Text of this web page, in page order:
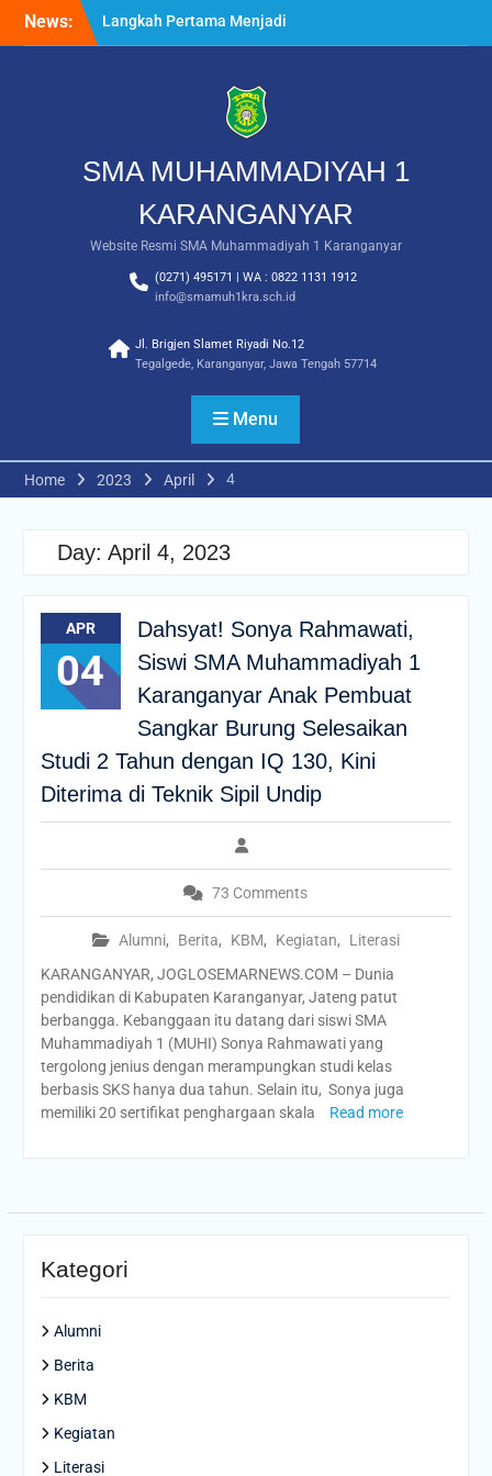
News:
Langkah Pertama Menjadi
Generasi Berkarakter,
Muhammadiyah 1
Karanganyar Dimulai
Kebangsaan
Saat Fajar Menyapa
Angkatan Baru, SMA
Muhammadiyah 1
Karanganyar Gelar
Awalussanah Penuh Makna
Rekapitulasi Realisasi
2026
SMA MUHAMMADIYAH 1
KARANGANYAR
Website Resmi SMA Muhammadiyah 1 Karanganyar
(0271) 495171 | WA : 0822 1131 1912
info@smamuh1kra.sch.id
Jl. Brigjen Slamet Riyadi No.12
Tegalgede, Karanganyar, Jawa Tengah 57714
Menu
Home 2023 April 4
Day: April 4, 2023
APR
04
Dahsyat! Sonya Rahmawati,
Siswi SMA Muhammadiyah 1
Karanganyar Anak Pembuat
Sangkar Burung Selesaikan
Studi 2 Tahun dengan IQ 130, Kini
Diterima di Teknik Sipil Undip
73 Comments
Alumni, Berita, KBM, Kegiatan,
Literasi
KARANGANYAR, JOGLOSEMARNEWS.COM – Dunia
pendidikan di Kabupaten Karanganyar, Jateng patut
berbangga. Kebanggaan itu datang dari siswi SMA
Muhammadiyah 1 (MUHI) Sonya Rahmawati yang
tergolong jenius dengan merampungkan studi kelas
berbasis SKS hanya dua tahun. Selain itu, Sonya juga
memiliki 20 sertifikat penghargaan skala
Read more
Kategori
Alumni
Berita
KBM
Kegiatan
Literasi